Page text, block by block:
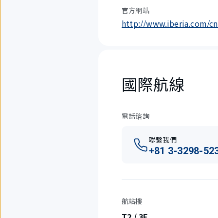
官方網站
http://www.iberia.com/
國際航線
電話谘詢
聯繫我們
+81 3-3298-
航站樓